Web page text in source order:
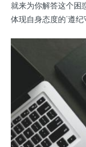
就来为你解答这个困
体现自身态度的‘遵纪